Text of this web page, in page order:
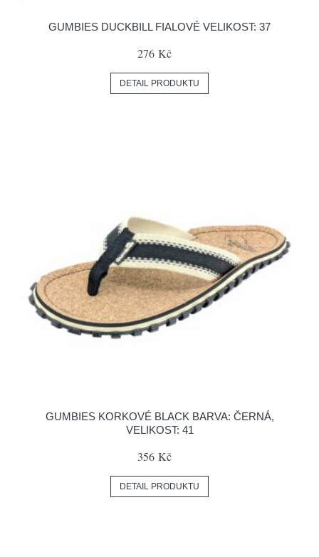
GUMBIES DUCKBILL FIALOVÉ VELIKOST: 37
276 Kč
DETAIL PRODUKTU
GUMBIES KORKOVÉ BLACK BARVA: ČERNÁ,
VELIKOST: 41
356 Kč
DETAIL PRODUKTU